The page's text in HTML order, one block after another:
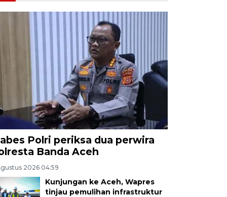
Polri periksa dua perwira
Banda Aceh
2026 04:59
Kunjungan ke Aceh, Wapres
tinjau pemulihan infrastruktur